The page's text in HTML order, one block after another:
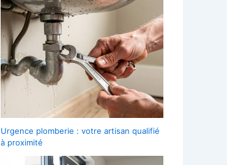
Urgence plomberie : votre artisan qualifié
à proximité